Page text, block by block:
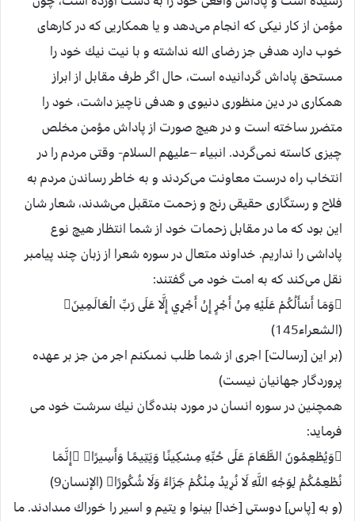
مؤمن از كار نيكی كه انجام می‌دهد و يا همكاريی كه در كارهای
خوب دارد هدفی جز رضای الله نداشته و با نيت نيك خود را
مستحق پاداش گردانيده است، حال اگر طرف مقابل از ابراز
همكاری در دين منظوری دنيوی و هدفی ناچيز داشت، خود را
متضرر ساخته است و در هيچ صورت از پاداش مؤمن مخلص
چيزی كاسته نمی‌گردد. انبياء –عليهم السلام- وقتی مردم را در
انتخاب راه درست معاونت می‌كردند و به خاطر رساندن مردم به
فلاح و رستگاری حقيقی رنج و زحمت متقبل می‌شدند، شعار شان
اين بود كه ما در مقابل زحمات خود از شما انتظار هيچ نوع
پاداشی را نداريم. خداوند متعال در سوره شعرا از زبان چند پيامبر
نقل می‌كند كه به امت خود می گفتند:
وَمَا أَسْأَلُكُمْ عَلَيْهِ مِنْ أَجْرٍ إِنْ أَجْرِي إِلَّا عَلَى رَبِّ الْعَالَمِينَ
(الشعراء145)
(بر اين [رسالت] اجرى از شما طلب نمى‏كنم اجر من جز بر عهده
پروردگار جهانيان نيست)
همچنين در سوره انسان در مورد بنده‌گان نيك سرشت خود می
فرمايد:
وَيُطْعِمُونَ الطَّعَامَ عَلَى حُبِّهِ مِسْكِينًا وَيَتِيمًا وَأَسِيرًا إِنَّمَا
نُطْعِمُكُمْ لِوَجْهِ اللَّهِ لَا نُرِيدُ مِنْكُمْ جَزَاءً وَلَا شُكُورًا (الإنسان9)
(و به [پاس] دوستى [خدا] بينوا و يتيم و اسير را خوراك مى‏دادند. ما